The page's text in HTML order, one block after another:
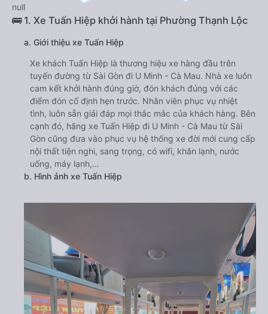
null
🚌 1. Xe Tuấn Hiệp khởi hành tại Phường Thạnh Lộc
a. Giới thiệu xe Tuấn Hiệp
Xe khách Tuấn Hiệp là thương hiệu xe hàng đầu trên
tuyến đường từ Sài Gòn đi U Minh - Cà Mau. Nhà xe luôn
cam kết khởi hành đúng giờ, đón khách đúng với các
điểm đón cố định hẹn trước. Nhân viên phục vụ nhiệt
tình, luôn sẵn giải đáp mọi thắc mắc của khách hàng. Bên
cạnh đó, hãng xe Tuấn Hiệp đi U Minh - Cà Mau từ Sài
Gòn cũng đưa vào phục vụ hệ thống xe đời mới cung cấp
nội thất tiện nghi, sang trọng, có wifi, khăn lạnh, nước
uống, máy lạnh,…
b. Hình ảnh xe Tuấn Hiệp